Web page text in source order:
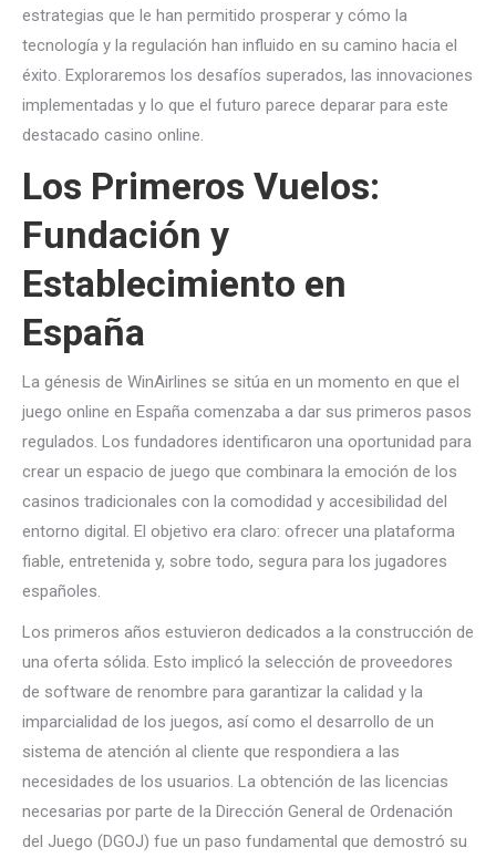
estrategias que le han permitido prosperar y cómo la
tecnología y la regulación han influido en su camino hacia el
éxito. Exploraremos los desafíos superados, las innovaciones
implementadas y lo que el futuro parece deparar para este
destacado casino online.
Los Primeros Vuelos:
Fundación y
Establecimiento en
España
La génesis de WinAirlines se sitúa en un momento en que el
juego online en España comenzaba a dar sus primeros pasos
regulados. Los fundadores identificaron una oportunidad para
crear un espacio de juego que combinara la emoción de los
casinos tradicionales con la comodidad y accesibilidad del
entorno digital. El objetivo era claro: ofrecer una plataforma
fiable, entretenida y, sobre todo, segura para los jugadores
españoles.
Los primeros años estuvieron dedicados a la construcción de
una oferta sólida. Esto implicó la selección de proveedores
de software de renombre para garantizar la calidad y la
imparcialidad de los juegos, así como el desarrollo de un
sistema de atención al cliente que respondiera a las
necesidades de los usuarios. La obtención de las licencias
necesarias por parte de la Dirección General de Ordenación
del Juego (DGOJ) fue un paso fundamental que demostró su